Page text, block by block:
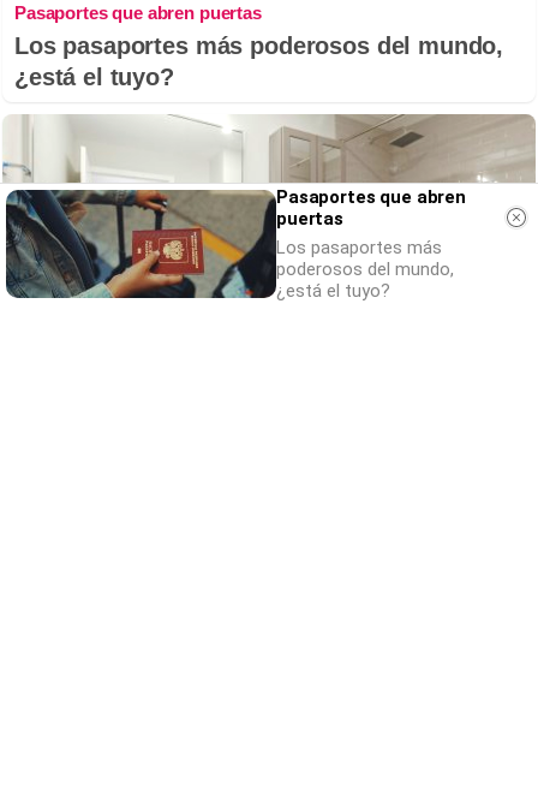
Pasaportes que abren puertas
Los pasaportes más poderosos del mundo,
¿está el tuyo?
Pasaportes que abren
puertas
Los pasaportes más
poderosos del mundo,
¿está el tuyo?